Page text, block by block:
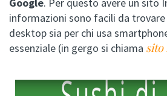
Google. Per questo avere un sito
informazioni sono facili da trovare
desktop sia per chi usa
essenziale (in gergo si chiama sito